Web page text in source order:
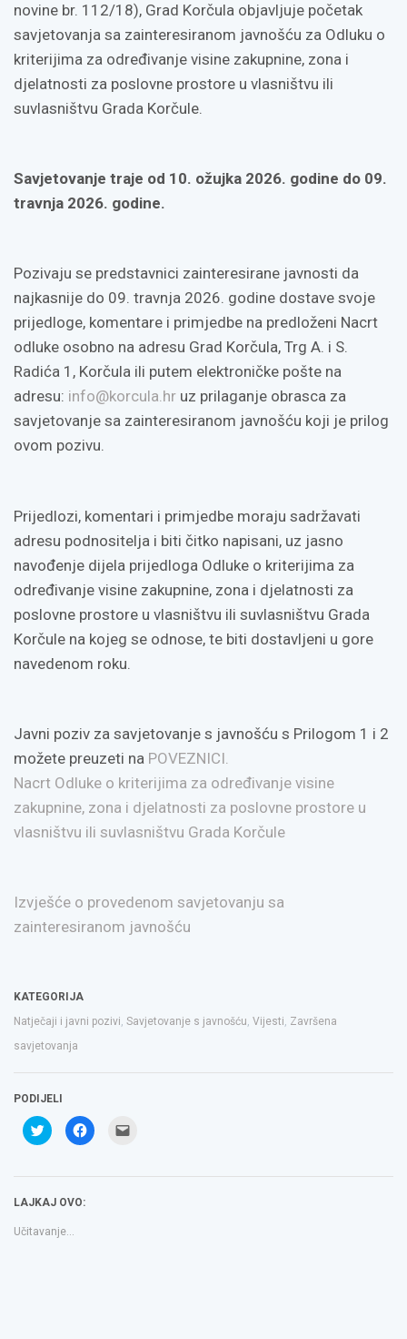
novine br. 112/18), Grad Korčula objavljuje početak
savjetovanja sa zainteresiranom javnošću za Odluku o
kriterijima za određivanje visine zakupnine, zona i
djelatnosti za poslovne prostore u vlasništvu ili
suvlasništvu Grada Korčule.
Savjetovanje traje od 10. ožujka 2026. godine do 09.
travnja 2026. godine.
Pozivaju se predstavnici zainteresirane javnosti da
najkasnije do 09. travnja 2026. godine dostave svoje
prijedloge, komentare i primjedbe na predloženi Nacrt
odluke osobno na adresu Grad Korčula, Trg A. i S.
Radića 1, Korčula ili putem elektroničke pošte na
adresu: info@korcula.hr uz prilaganje obrasca za
savjetovanje sa zainteresiranom javnošću koji je prilog
ovom pozivu.
Prijedlozi, komentari i primjedbe moraju sadržavati
adresu podnositelja i biti čitko napisani, uz jasno
navođenje dijela prijedloga Odluke o kriterijima za
određivanje visine zakupnine, zona i djelatnosti za
poslovne prostore u vlasništvu ili suvlasništvu Grada
Korčule na kojeg se odnose, te biti dostavljeni u gore
navedenom roku.
Javni poziv za savjetovanje s javnošću s Prilogom 1 i 2
možete preuzeti na POVEZNICI.
Nacrt Odluke o kriterijima za određivanje visine
zakupnine, zona i djelatnosti za poslovne prostore u
vlasništvu ili suvlasništvu Grada Korčule
Izvješće o provedenom savjetovanju sa
zainteresiranom javnošću
KATEGORIJA
Natječaji i javni pozivi Savjetovanje s javnošću Vijesti Završena
savjetovanja
PODIJELI
Podijeli
na
Twitteru
u
prozoru)
Klikom
podijelite
u to
LAJKAJ OVO:
Učitavanje...